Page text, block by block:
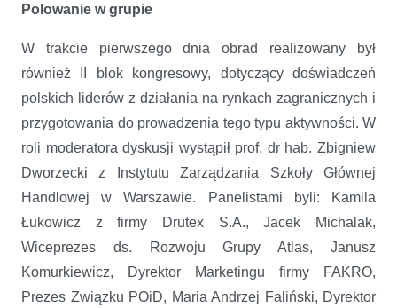
Polowanie w grupie
W trakcie pierwszego dnia obrad realizowany był
również II blok kongresowy, dotyczący doświadczeń
polskich liderów z działania na rynkach zagranicznych i
przygotowania do prowadzenia tego typu aktywności. W
roli moderatora dyskusji wystąpił prof. dr hab. Zbigniew
Dworzecki z Instytutu Zarządzania Szkoły Głównej
Handlowej w Warszawie. Panelistami byli: Kamila
Łukowicz z firmy Drutex S.A., Jacek Michalak,
Wiceprezes ds. Rozwoju Grupy Atlas, Janusz
Komurkiewicz, Dyrektor Marketingu firmy FAKRO,
Prezes Związku POiD, Maria Andrzej Faliński, Dyrektor